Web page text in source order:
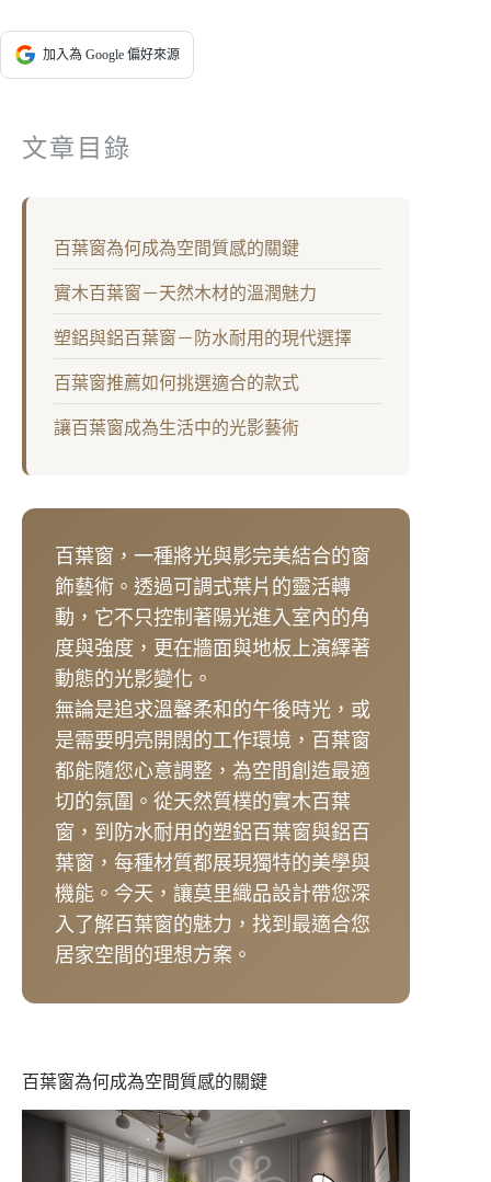
加入為 Google 偏好來源
文章目錄
百葉窗為何成為空間質感的關鍵
實木百葉窗－天然木材的溫潤魅力
塑鋁與鋁百葉窗－防水耐用的現代選擇
百葉窗推薦如何挑選適合的款式
讓百葉窗成為生活中的光影藝術
百葉窗，一種將光與影完美結合的窗
飾藝術。透過可調式葉片的靈活轉
動，它不只控制著陽光進入室內的角
度與強度，更在牆面與地板上演繹著
動態的光影變化。
無論是追求溫馨柔和的午後時光，或
是需要明亮開闊的工作環境，百葉窗
都能隨您心意調整，為空間創造最適
切的氛圍。從天然質樸的實木百葉
窗，到防水耐用的塑鋁百葉窗與鋁百
葉窗，每種材質都展現獨特的美學與
機能。今天，讓莫里織品設計帶您深
入了解百葉窗的魅力，找到最適合您
居家空間的理想方案。
百葉窗為何成為空間質感的關鍵